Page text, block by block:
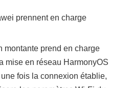
prennent en charge
montante prend en charge
mise en réseau HarmonyOS
fois la connexion établie,